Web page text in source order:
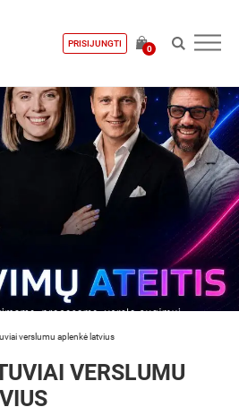
PRISIJUNGTI
0
verslumu aplenkė latvius
VERSLUMU